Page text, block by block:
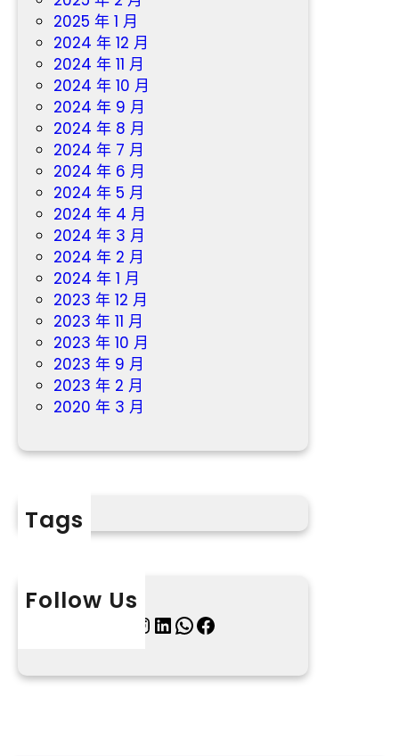
2025 年 1 月
2024 年 12 月
2024 年 11 月
2024 年 10 月
2024 年 9 月
2024 年 8 月
2024 年 7 月
2024 年 6 月
2024 年 5 月
2024 年 4 月
2024 年 3 月
2024 年 2 月
2024 年 1 月
2023 年 12 月
2023 年 11 月
2023 年 10 月
2023 年 9 月
2023 年 2 月
2020 年 3 月
Tags
Follow Us
InstagramLinkedIn WhatsApp Facebook